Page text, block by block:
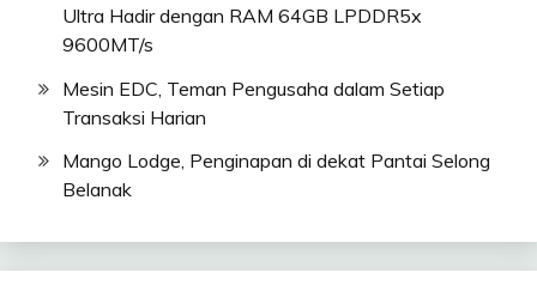
Ultra Hadir dengan RAM 64GB LPDDR5x
9600MT/s
Mesin EDC, Teman Pengusaha dalam Setiap
Transaksi Harian
Mango Lodge, Penginapan di dekat Pantai Selong
Belanak